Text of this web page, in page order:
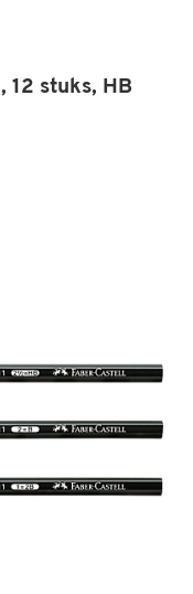
12 stuks, HB